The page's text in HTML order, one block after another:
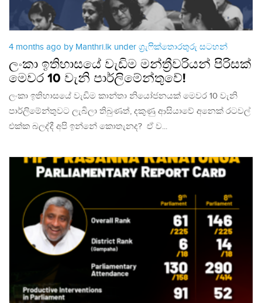
4 months ago by Manthri.lk under ග්‍රැෆික්තොරතුරු සටහන්
ලංකා ඉතිහාසයේ වැඩිම මන්ත්‍රීවරියන් පිරිසක්
මෙවර 10 වැනි පාර්ලිමේන්තුවේ!
ලංකා ඉතිහාසයේ වැඩිම කාන්තා නියෝජනයක් මෙවර 10 වැනි
පාර්ලිමේන්තුවට ලැබිලා තිබුණත්, දකුණු ආසියාවේ අනෙක් රටවල්
එක්ක බලද්දී අපි ඉන්නේ කොතැනද? ඒ ව...